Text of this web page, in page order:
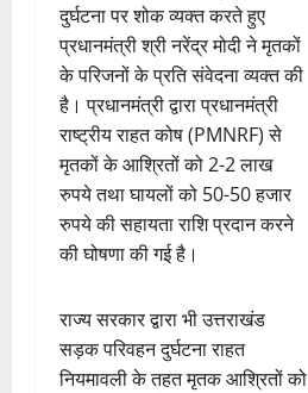
दुर्घटना पर शोक व्यक्त करते हुए
प्रधानमंत्री श्री नरेंद्र मोदी ने मृतकों
के परिजनों के प्रति संवेदना व्यक्त की
है। प्रधानमंत्री द्वारा प्रधानमंत्री
राष्ट्रीय राहत कोष (PMNRF) से
मृतकों के आश्रितों को 2-2 लाख
रुपये तथा घायलों को 50-50 हजार
रुपये की सहायता राशि प्रदान करने
की घोषणा की गई है।
राज्य सरकार द्वारा भी उत्तराखंड
सड़क परिवहन दुर्घटना राहत
नियमावली के तहत मृतक आश्रितों को